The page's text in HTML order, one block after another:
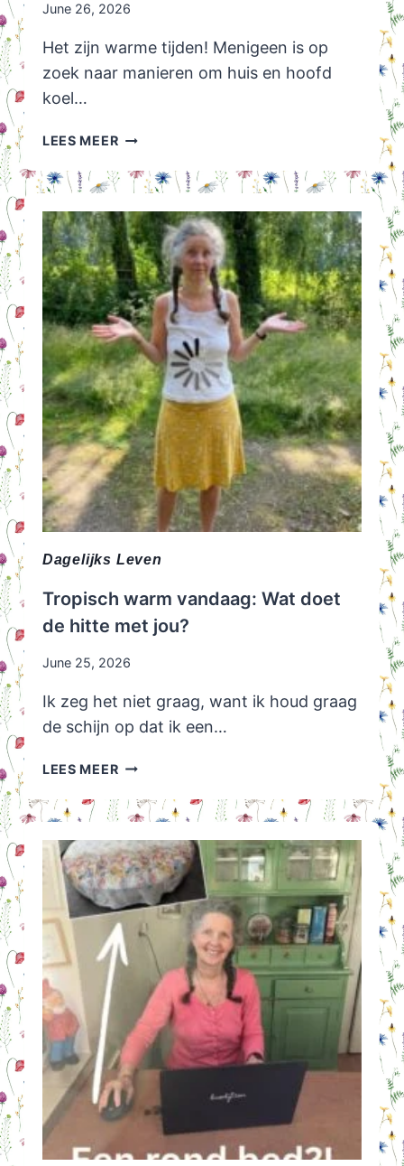
June 26, 2026
Het zijn warme tijden! Menigeen is op
zoek naar manieren om huis en hoofd
koel…
LEES MEERVERKOELING
IS
AIRCOOLER
DE
OPLOSSING?
Dagelijks Leven
Tropisch warm vandaag: Wat doet
de hitte met jou?
June 25, 2026
Ik zeg het niet graag, want ik houd graag
de schijn op dat ik een…
LEES MEERTROPISCH
VANDAAG:
DOET
DE
HITTE
MET
JOU?